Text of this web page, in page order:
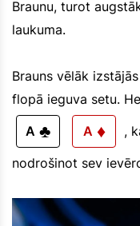
Braunu, turot
laukuma.
Brauns vēlāk
flopā ieguva setu.
A ♣ A ♦
,
nodrošinot sev